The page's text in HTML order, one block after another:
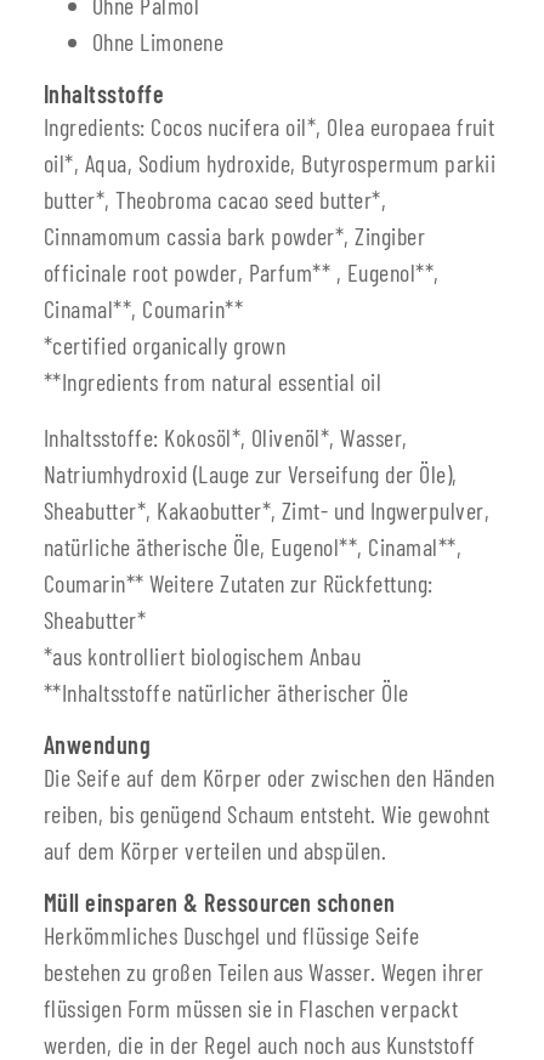
Ohne Limonene
Inhaltsstoffe
Ingredients: Cocos nucifera oil*, Olea europaea fruit
oil*, Aqua, Sodium hydroxide, Butyrospermum parkii
butter*, Theobroma cacao seed butter*,
Cinnamomum cassia bark powder*, Zingiber
officinale root powder, Parfum** , Eugenol**,
Cinamal**, Coumarin**
*certified organically grown
**Ingredients from natural essential oil
Inhaltsstoffe: Kokosöl*, Olivenöl*, Wasser,
Natriumhydroxid (Lauge zur Verseifung der Öle),
Sheabutter*, Kakaobutter*, Zimt- und Ingwerpulver,
natürliche ätherische Öle, Eugenol**, Cinamal**,
Coumarin** Weitere Zutaten zur Rückfettung:
Sheabutter*
*aus kontrolliert biologischem Anbau
**Inhaltsstoffe natürlicher ätherischer Öle
Anwendung
Die Seife auf dem Körper oder zwischen den Händen
reiben, bis genügend Schaum entsteht. Wie gewohnt
auf dem Körper verteilen und abspülen.
Müll einsparen & Ressourcen schonen
Herkömmliches Duschgel und flüssige Seife
bestehen zu großen Teilen aus Wasser. Wegen ihrer
flüssigen Form müssen sie in Flaschen verpackt
werden, die in der Regel auch noch aus Kunststoff